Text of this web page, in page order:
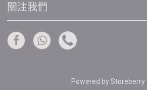
關注我們
Powered byStoreberry